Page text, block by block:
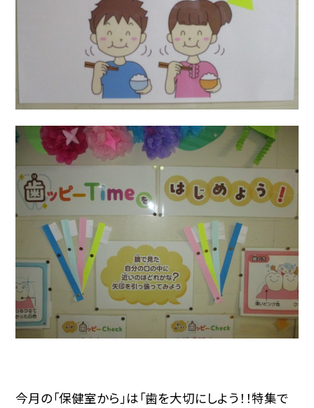
今月の「保健室から」は「歯を大切にしよう！！特集で